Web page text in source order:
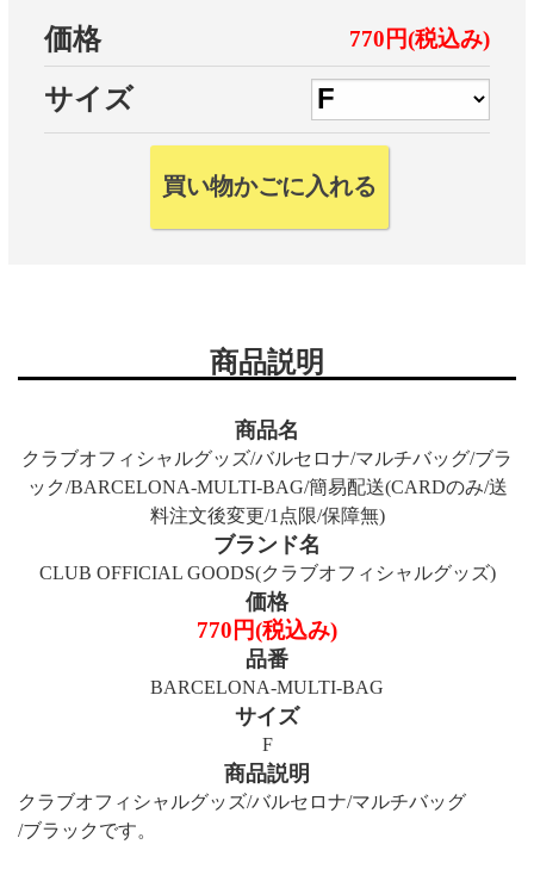
価格 770円(税込み)
サイズ
商品説明
商品名
クラブオフィシャルグッズ/バルセロナ/マルチバッグ/ブラ
ック/BARCELONA-MULTI-BAG/簡易配送(CARDのみ/送
料注文後変更/1点限/保障無)
ブランド名
CLUB OFFICIAL GOODS(クラブオフィシャルグッズ)
価格
770円(税込み)
品番
BARCELONA-MULTI-BAG
サイズ
F
商品説明
クラブオフィシャルグッズ/バルセロナ/マルチバッグ
/ブラックです。